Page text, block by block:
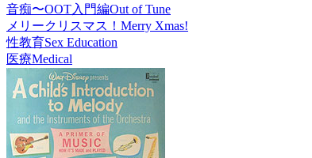
音痴〜OOT入門編Out of Tune
メリークリスマス！ Merry Xmas!
性教育Sex Education
医療Medical